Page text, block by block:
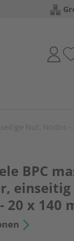
BPC
einseitig
20 x 140